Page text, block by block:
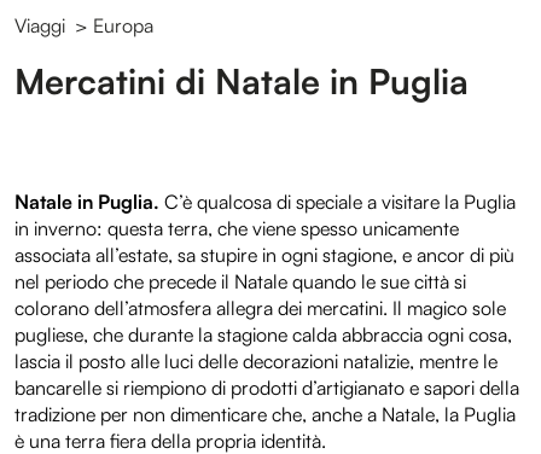
Viaggi > Europa
Mercatini di Natale in Puglia
Natale in Puglia. C’è qualcosa di speciale a visitare la Puglia
in inverno: questa terra, che viene spesso unicamente
associata all’estate, sa stupire in ogni stagione, e ancor di più
nel periodo che precede il Natale quando le sue città si
colorano dell’atmosfera allegra dei mercatini. Il magico sole
pugliese, che durante la stagione calda abbraccia ogni cosa,
lascia il posto alle luci delle decorazioni natalizie, mentre le
bancarelle si riempiono di prodotti d’artigianato e sapori della
tradizione per non dimenticare che, anche a Natale, la Puglia
è una terra fiera della propria identità.